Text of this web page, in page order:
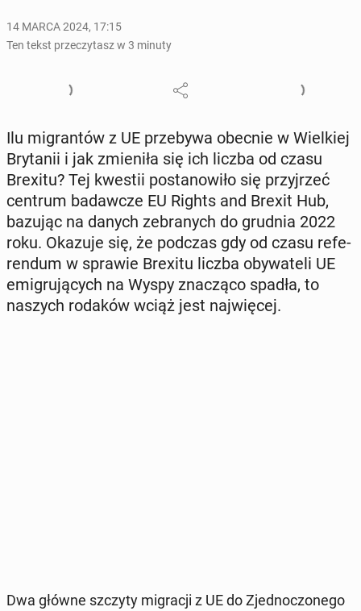
14 MARCA 2024, 17:15
Ten tekst przeczytasz w 3 minuty
Ilu mi­gran­tów z UE prze­by­wa obecnie w Wiel­kiej
Bry­ta­nii i jak zmie­ni­ła się ich liczba od czasu
Brexitu? Tej kwestii po­sta­no­wi­ło się przyj­rzeć
centrum ba­daw­cze EU Rights and Brexit Hub,
bazując na danych ze­bra­nych do grudnia 2022
roku. Okazuje się, że podczas gdy od czasu re­fe­
ren­dum w sprawie Brexitu liczba oby­wa­te­li UE
emi­gru­ją­cych na Wyspy zna­czą­co spadła, to
naszych rodaków wciąż jest naj­wię­cej.
Dwa główne szczyty mi­gra­cji z UE do Zjed­no­czo­ne­go